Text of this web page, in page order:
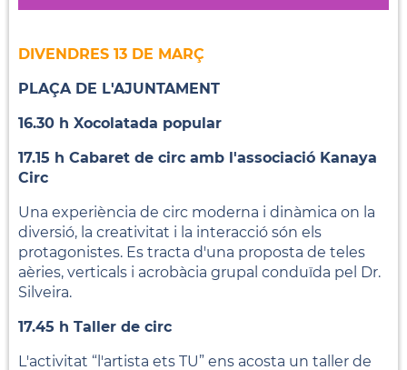
DIVENDRES 13 DE MARÇ
PLAÇA DE L'AJUNTAMENT
16.30 h Xocolatada popular
17.15 h Cabaret de circ amb l'associació Kanaya
Circ
Una experiència de circ moderna i dinàmica on la
diversió, la creativitat i la interacció són els
protagonistes. Es tracta d'una proposta de teles
aèries, verticals i acrobàcia grupal conduïda pel Dr.
Silveira.
17.45 h Taller de circ
L'activitat “l'artista ets TU” ens acosta un taller de